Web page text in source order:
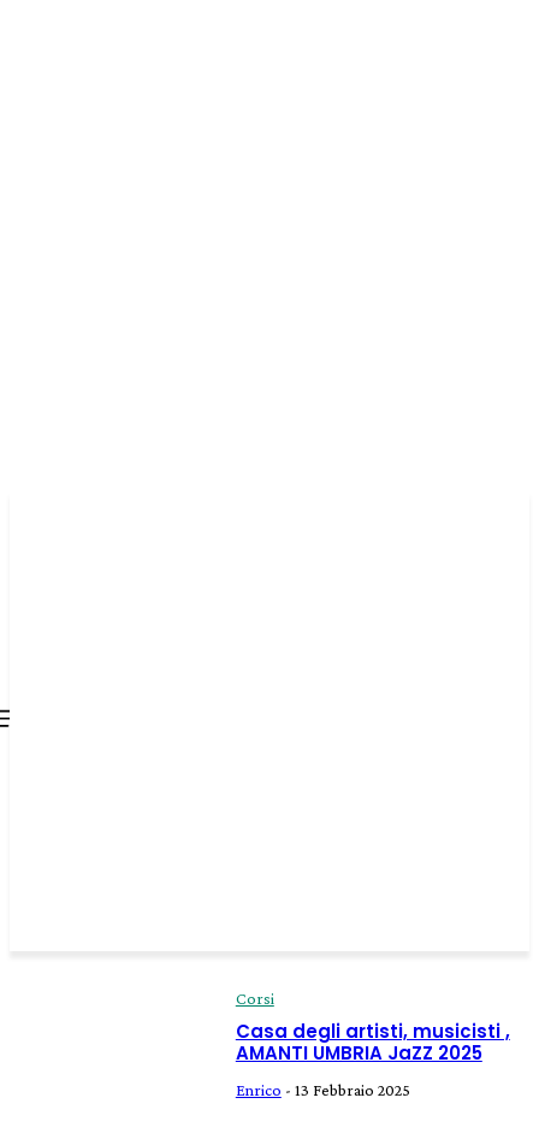
Corsi
Casa degli artisti, musicisti ,
AMANTI UMBRIA JaZZ 2025
Enrico - 13 Febbraio 2025